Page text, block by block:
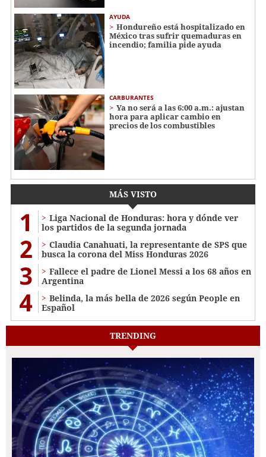
AYUDA
Hondureño está hospitalizado en
México tras sufrir quemaduras en
incendio; familia pide ayuda
CARBURANTES
Ya no será a las 6:00 a.m.: ajustan
hora para aplicar cambio en
precios de los combustibles
MÁS VISTO
1
Liga Nacional de Honduras: hora y dónde ver
los partidos de la segunda jornada
2
Claudia Canahuati, la representante de SPS que
busca la corona del Miss Honduras 2026
3
Fallece el padre de Lionel Messi a los 68 años en
Argentina
4
Belinda, la más bella de 2026 según People en
Español
TRENDING